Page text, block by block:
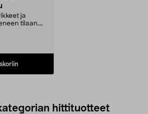
ja
tilaan.
hittituotteet